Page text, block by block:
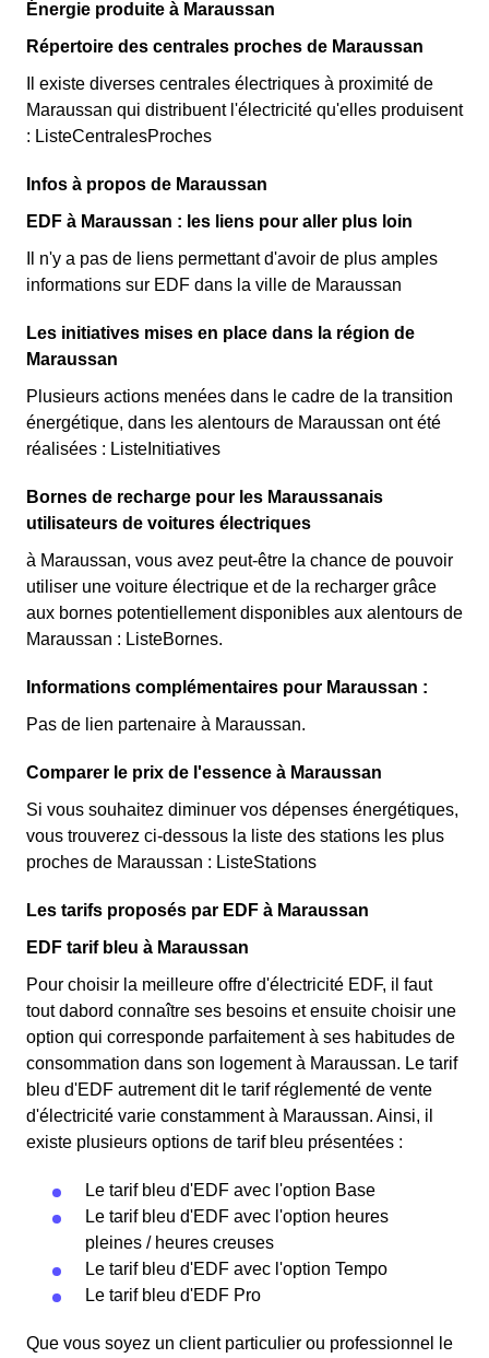
Énergie produite à Maraussan
Répertoire des centrales proches de Maraussan
Il existe diverses centrales électriques à proximité de
Maraussan qui distribuent l'électricité qu'elles produisent
: ListeCentralesProches
Infos à propos de Maraussan
EDF à Maraussan : les liens pour aller plus loin
Il n'y a pas de liens permettant d'avoir de plus amples
informations sur EDF dans la ville de Maraussan
Les initiatives mises en place dans la région de
Maraussan
Plusieurs actions menées dans le cadre de la transition
énergétique, dans les alentours de Maraussan ont été
réalisées : ListeInitiatives
Bornes de recharge pour les Maraussanais
utilisateurs de voitures électriques
à Maraussan, vous avez peut-être la chance de pouvoir
utiliser une voiture électrique et de la recharger grâce
aux bornes potentiellement disponibles aux alentours de
Maraussan : ListeBornes.
Informations complémentaires pour Maraussan :
Pas de lien partenaire à Maraussan.
Comparer le prix de l'essence à Maraussan
Si vous souhaitez diminuer vos dépenses énergétiques,
vous trouverez ci-dessous la liste des stations les plus
proches de Maraussan : ListeStations
Les tarifs proposés par EDF à Maraussan
EDF tarif bleu à Maraussan
Pour choisir la meilleure offre d'électricité EDF, il faut
tout dabord connaître ses besoins et ensuite choisir une
option qui corresponde parfaitement à ses habitudes de
consommation dans son logement à Maraussan. Le tarif
bleu d'EDF autrement dit le tarif réglementé de vente
d'électricité varie constamment à Maraussan. Ainsi, il
existe plusieurs options de tarif bleu présentées :
Le tarif bleu d'EDF avec l'option Base
Le tarif bleu d'EDF avec l'option heures
pleines / heures creuses
Le tarif bleu d'EDF avec l'option Tempo
Le tarif bleu d'EDF Pro
Que vous soyez un client particulier ou professionnel le